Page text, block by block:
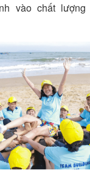
vào chất